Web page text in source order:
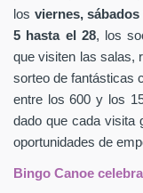
los viernes,
5 hasta el 28, los
que visiten las salas,
sorteo de fantásticas
entre los 600 y los
dado que cada visita
oportunidades de
Bingo Canoe